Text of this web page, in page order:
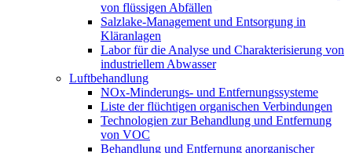
von flüssigen Abfällen
Salzlake-Management und Entsorgung in
Kläranlagen
Labor für die Analyse und Charakterisierung von
industriellem Abwasser
Luftbehandlung
NOx-Minderungs- und Entfernungssysteme
Liste der flüchtigen organischen Verbindungen
Technologien zur Behandlung und Entfernung
von VOC
Behandlung und Entfernung anorganischer